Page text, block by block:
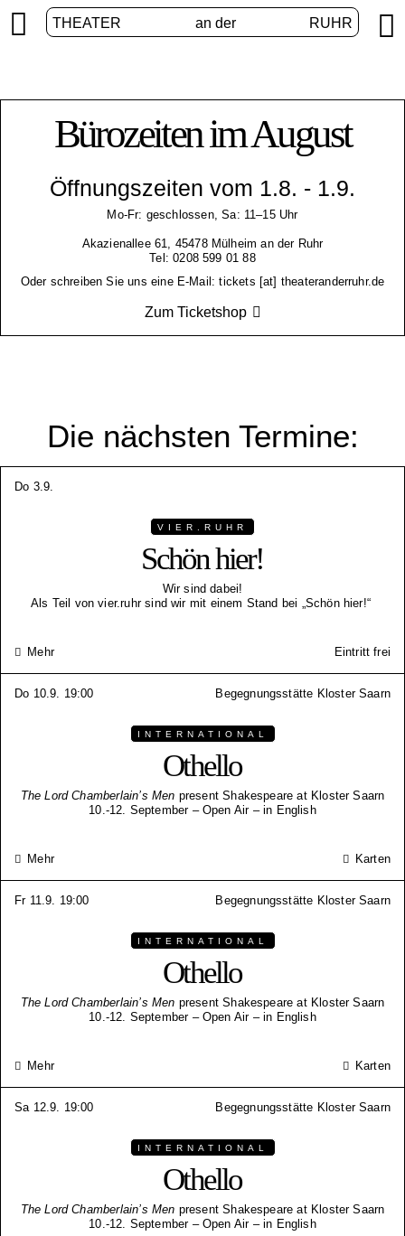
THEATER an der RUHR
 
Bürozeiten im August
Öffnungszeiten vom 1.8. - 1.9.
Mo-Fr: geschlossen, Sa: 11–15 Uhr
Akazienallee 61, 45478 Mülheim an der Ruhr
Tel: 0208 599 01 88
Oder schreiben Sie uns eine E-Mail: tickets [at] theateranderruhr.de
Zum Ticketshop
Die nächsten Termine:
Do 3.9.
VIER.RUHR
Schön hier!
Wir sind dabei!
Als Teil von vier.ruhr sind wir mit einem Stand bei „Schön hier!“
Mehr Eintritt frei
Do 10.9. 19:00 Begegnungsstätte Kloster Saarn
INTERNATIONAL
Othello
The Lord Chamberlain’s Men present Shakespeare at Kloster Saarn
10.-12. September – Open Air – in English
Mehr Karten
Fr 11.9. 19:00 Begegnungsstätte Kloster Saarn
INTERNATIONAL
Othello
The Lord Chamberlain’s Men present Shakespeare at Kloster Saarn
10.-12. September – Open Air – in English
Mehr Karten
Sa 12.9. 19:00 Begegnungsstätte Kloster Saarn
INTERNATIONAL
Othello
The Lord Chamberlain’s Men present Shakespeare at Kloster Saarn
10.-12. September – Open Air – in English